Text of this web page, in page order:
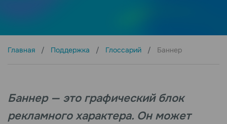
Главная Поддержка Глоссарий Баннер
Баннер — это графический блок
рекламного характера. Он может